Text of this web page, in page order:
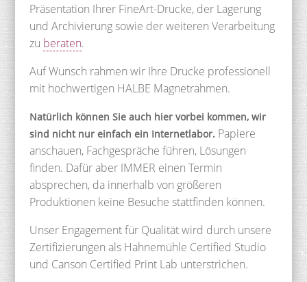
Präsentation Ihrer FineArt-Drucke, der Lagerung
und Archivierung sowie der weiteren Verarbeitung
zu beraten.
Auf Wunsch rahmen wir Ihre Drucke professionell
mit hochwertigen HALBE Magnetrahmen.
Natürlich können Sie auch hier vorbei kommen, wir
sind nicht nur einfach ein Internetlabor.Papiere
anschauen, Fachgespräche führen, Lösungen
finden. Dafür aber IMMER einen Termin
absprechen, da innerhalb von größeren
Produktionen keine Besuche stattfinden können.
Unser Engagement für Qualität wird durch unsere
Zertifizierungen als Hahnemühle Certified Studio
und Canson Certified Print Lab unterstrichen.